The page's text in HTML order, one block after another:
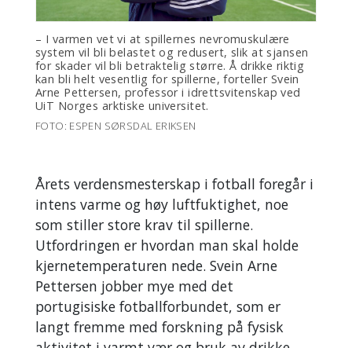
– I varmen vet vi at spillernes nevromuskulære
system vil bli belastet og redusert, slik at sjansen
for skader vil bli betraktelig større. Å drikke riktig
kan bli helt vesentlig for spillerne, forteller Svein
Arne Pettersen, professor i idrettsvitenskap ved
UiT Norges arktiske universitet.
FOTO: ESPEN SØRSDAL ERIKSEN
Årets verdensmesterskap i fotball foregår i
intens varme og høy luftfuktighet, noe
som stiller store krav til spillerne.
Utfordringen er hvordan man skal holde
kjernetemperaturen nede. Svein Arne
Pettersen jobber mye med det
portugisiske fotballforbundet, som er
langt fremme med forskning på fysisk